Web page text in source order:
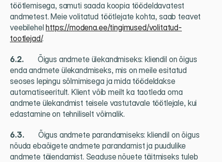
töötlemisega, samuti saada koopia töödeldavatest
andmetest. Meie volitatud töötlejate kohta, saab teavet
veebilehel https://modena.ee/tingimused/volitatud-
tootlejad/.
6.2. Õigus andmete ülekandmiseks: kliendil on õigus
enda andmete ülekandmiseks, mis on meile esitatud
seoses lepingu sõlmimisega ja mida töödeldakse
automatiseeritult. Klient võib meilt ka taotleda oma
andmete ülekandmist teisele vastutavale töötlejale, kui
edastamine on tehniliselt võimalik.
6.3. Õigus andmete parandamiseks: kliendil on õigus
nõuda ebaõigete andmete parandamist ja puudulike
andmete täiendamist. Seaduse nõuete täitmiseks tuleb